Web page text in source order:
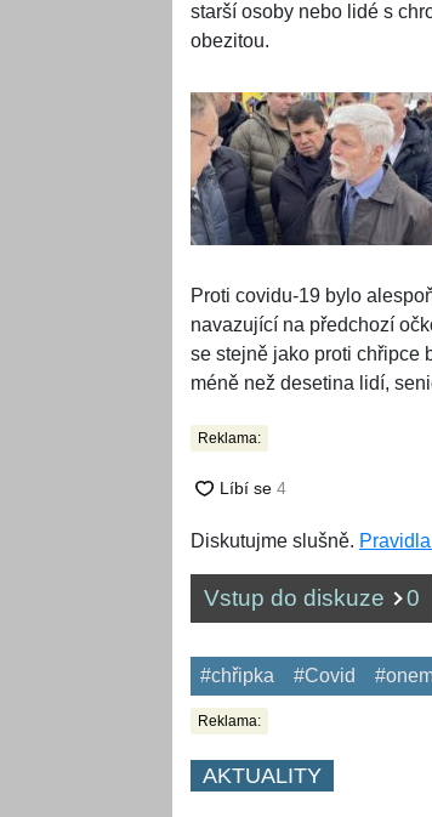
starší osoby nebo lidé s
obezitou.
Proti covidu-19 bylo
navazující na předchozí
se stejně jako proti chřipce
méně než desetina lidí,
Reklama:
Diskutujme slušně.
Vstup do diskuze 0
#chřipka #Covid
Reklama:
AKTUALITY